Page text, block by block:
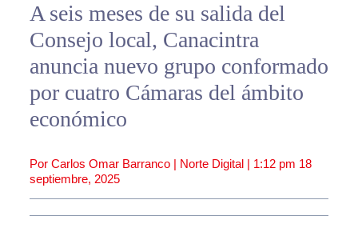
A seis meses de su salida del
Consejo local, Canacintra
anuncia nuevo grupo conformado
por cuatro Cámaras del ámbito
económico
Por Carlos Omar Barranco | Norte Digital | 1:12 pm 18
septiembre, 2025